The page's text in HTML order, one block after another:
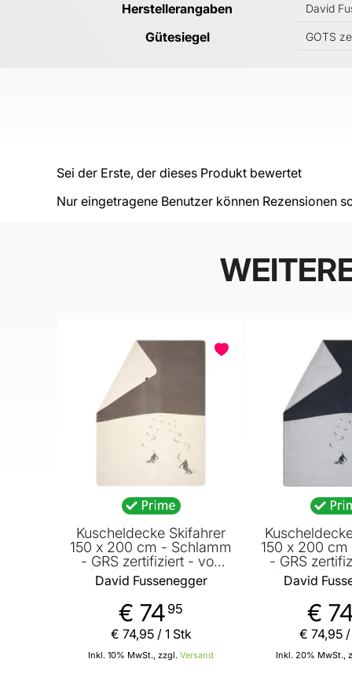
Herstellerangaben David
Gütesiegel GOTS
Sei der Erste, der dieses Produkt bewertet
Nur eingetragene Benutzer können Rezensionen
Kuscheldecke Skifahrer
150 x 200 cm - Schlamm
- GRS zertifiziert - von
David Fussenegger
David Fussenegger
€ 74 95
Inkl. 10% MwSt., zzgl. Versand
€ 74,95/ 1 Stk
150 x 200
- GRS
David
David
€
Inkl. 20% MwSt.,
€ 74,95/